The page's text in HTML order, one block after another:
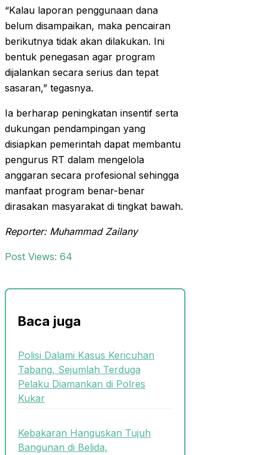
“Kalau laporan penggunaan dana
belum disampaikan, maka pencairan
berikutnya tidak akan dilakukan. Ini
bentuk penegasan agar program
dijalankan secara serius dan tepat
sasaran,” tegasnya.
Ia berharap peningkatan insentif serta
dukungan pendampingan yang
disiapkan pemerintah dapat membantu
pengurus RT dalam mengelola
anggaran secara profesional sehingga
manfaat program benar-benar
dirasakan masyarakat di tingkat bawah.
Reporter: Muhammad Zailany
Post Views: 64
Baca juga
Polisi Dalami Kasus Kericuhan
Tabang, Sejumlah Terduga
Pelaku Diamankan di Polres
Kukar
Kebakaran Hanguskan Tujuh
Bangunan di Belida,